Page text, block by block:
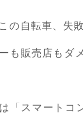
の自転車、失
も販売店もダ
「スマートコ